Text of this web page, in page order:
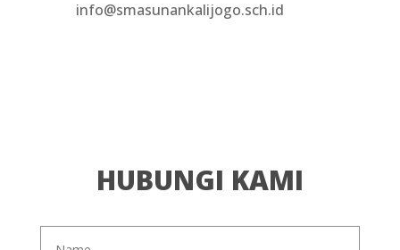
info@smasunankalijogo.sch.id
HUBUNGI KAMI